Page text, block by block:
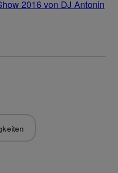
2016 von DJ Antonin